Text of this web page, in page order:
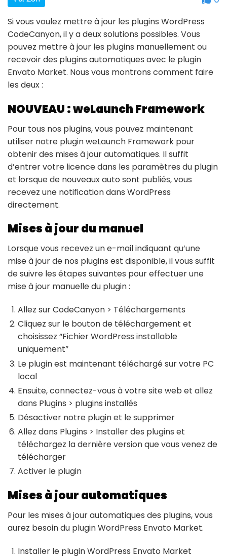
Si vous voulez mettre à jour les plugins WordPress
CodeCanyon, il y a deux solutions possibles. Vous
pouvez mettre à jour les plugins manuellement ou
recevoir des plugins automatiques avec le plugin
Envato Market. Nous vous montrons comment faire
les deux :
NOUVEAU : weLaunch Framework
Pour tous nos plugins, vous pouvez maintenant
utiliser notre plugin weLaunch Framework pour
obtenir des mises à jour automatiques. Il suffit
d’entrer votre licence dans les paramètres du plugin
et lorsque de nouveaux auto sont publiés, vous
recevez une notification dans WordPress
directement.
Mises à jour du manuel
Lorsque vous recevez un e-mail indiquant qu’une
mise à jour de nos plugins est disponible, il vous suffit
de suivre les étapes suivantes pour effectuer une
mise à jour manuelle du plugin :
Allez sur CodeCanyon > Téléchargements
Cliquez sur le bouton de téléchargement et
choisissez “Fichier WordPress installable
uniquement”
Le plugin est maintenant téléchargé sur votre PC
local
Ensuite, connectez-vous à votre site web et allez
dans Plugins > plugins installés
Désactiver notre plugin et le supprimer
Allez dans Plugins > Installer des plugins et
téléchargez la dernière version que vous venez de
télécharger
Activer le plugin
Mises à jour automatiques
Pour les mises à jour automatiques des plugins, vous
aurez besoin du plugin WordPress Envato Market.
Installer le plugin WordPress Envato Market